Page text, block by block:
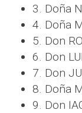
3. Doña
4. Doña
5. Don
6. Don
7. Don
8. Doña
9. Don